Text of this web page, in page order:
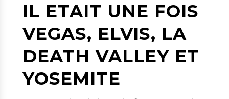
IL ETAIT UNE FOIS
VEGAS, ELVIS, LA
DEATH VALLEY ET
YOSEMITE